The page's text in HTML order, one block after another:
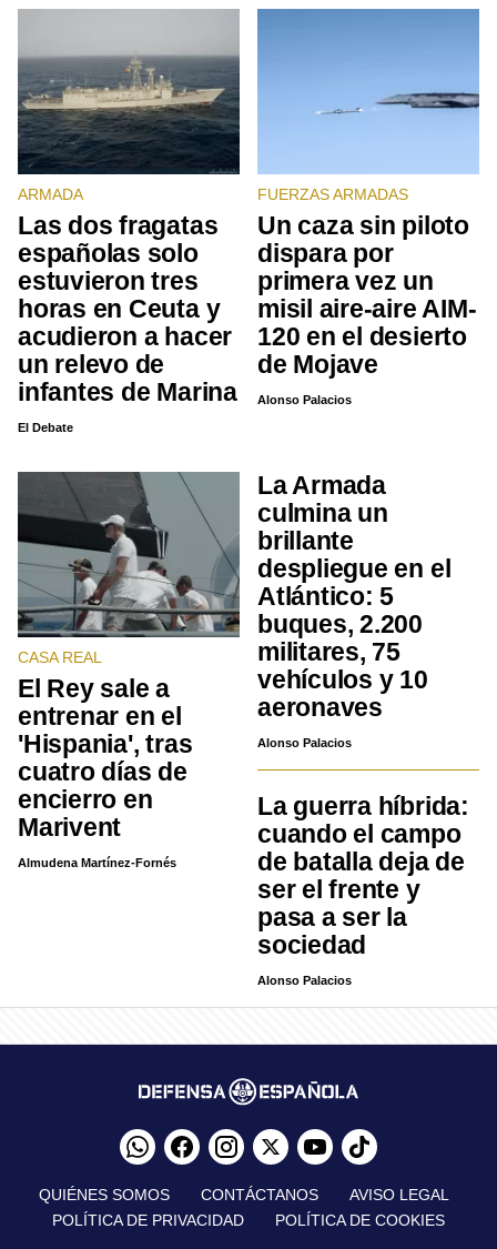
ARMADA
Las dos fragatas
españolas solo
estuvieron tres
horas en Ceuta y
acudieron a hacer
un relevo de
infantes de Marina
El Debate
FUERZAS ARMADAS
Un caza sin piloto
dispara por
primera vez un
misil aire-aire AIM-
120 en el desierto
de Mojave
Alonso Palacios
CASA REAL
El Rey sale a
entrenar en el
'Hispania', tras
cuatro días de
encierro en
Marivent
Almudena Martínez-Fornés
La Armada
culmina un
brillante
despliegue en el
Atlántico: 5
buques, 2.200
militares, 75
vehículos y 10
aeronaves
Alonso Palacios
La guerra híbrida:
cuando el campo
de batalla deja de
ser el frente y
pasa a ser la
sociedad
Alonso Palacios
QUIÉNES SOMOS CONTÁCTANOS
AVISO LEGAL
POLÍTICA DE PRIVACIDAD
POLÍTICA DE COOKIES